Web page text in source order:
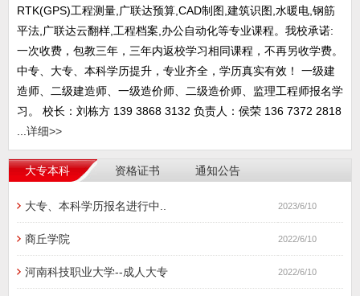
RTK(GPS)工程测量,广联达预算,CAD制图,建筑识图,水暖电,钢筋
平法,广联达云翻样,工程档案,办公自动化等专业课程。我校承诺:
一次收费，包教三年，三年内返校学习相同课程，不再另收学费。
中专、大专、本科学历提升，专业齐全，学历真实有效！ 一级建
造师、二级建造师、一级造价师、二级造价师、监理工程师报名学
习。 校长：刘栋方 139 3868 3132 负责人：侯荣 136 7372 2818
...详细>>
大专本科 资格证书 通知公告
大专、本科学历报名进行中.. 2023/6/10
商丘学院 2022/6/10
河南科技职业大学--成人大专 2022/6/10